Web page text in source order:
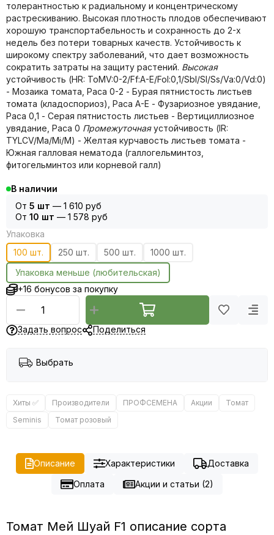
толерантностью к радиальному и концентрическому
растрескиванию. Высокая плотность плодов обеспечивают
хорошую транспортабельность и сохранность до 2-х
недель без потери товарных качеств. Устойчивость к
широкому спектру заболеваний, что дает возможность
сократить затраты на защиту растений. Высокая
устойчивость (HR: ToMV:0-2/Ff:A-E/Fol:0,1/Sbl/Sl/Ss/Va:0/Vd:0)
- Мозаика томата, Раса 0-2 - Бурая пятнистость листьев
томата (кладоспориоз), Раса A-E - Фузариозное увядание,
Раса 0,1 - Серая пятнистость листьев - Вертициллиозное
увядание, Раса 0 Промежуточнаяустойчивость (IR:
TYLCV/Ma/Mi/M) - Желтая курчавость листьев томата -
Южная галловая нематода (галлогельминтоз,
фитогельминтоз или корневой галл)
В наличии
От 5 шт — 1 610 руб
От 10 шт — 1 578 руб
Упаковка
100 шт.
250 шт. 500 шт.
1000 шт.
Упаковка меньше (любительская)
+16 бонусов за покупку
Задать вопрос Поделиться
Выбрать
Хиты ✅ Производители ПРОФСЕМЕНА Акции
Томат
Seminis
Томат розовый
Описание Характеристики
Доставка
Оплата
Акции и статьи (2)
Томат Мей Шуай F1 описание сорта